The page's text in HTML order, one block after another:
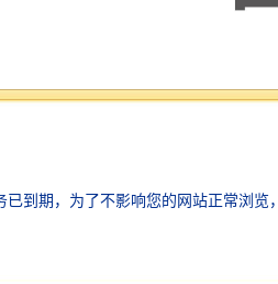
署了16 个自由贸易协定。包括